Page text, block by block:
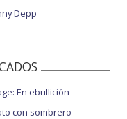
Depp
En ebullición
con sombrero